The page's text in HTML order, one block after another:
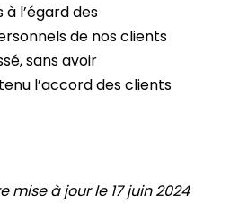
l’égard des
de nos clients
sans avoir
l’accord des clients
mise à jour le 17 juin 2024